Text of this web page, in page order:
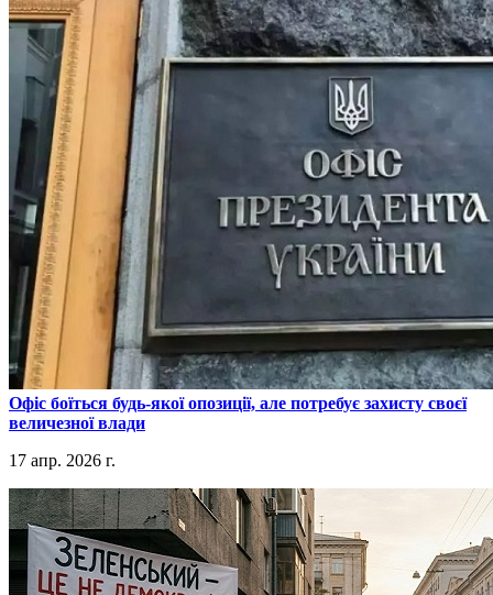
​Офіс боїться будь-якої опозиції, але потребує захисту своєї
величезної влади
17 апр. 2026 г.